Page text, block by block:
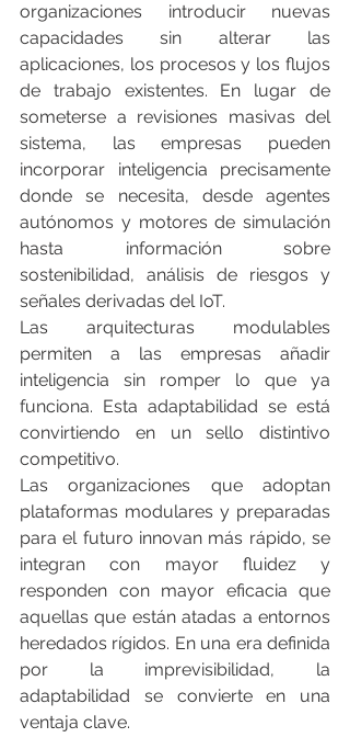
organizaciones introducir nuevas
capacidades sin alterar las
aplicaciones, los procesos y los flujos
de trabajo existentes. En lugar de
someterse a revisiones masivas del
sistema, las empresas pueden
incorporar inteligencia precisamente
donde se necesita, desde agentes
autónomos y motores de simulación
hasta información sobre
sostenibilidad, análisis de riesgos y
señales derivadas del IoT.
Las arquitecturas modulables
permiten a las empresas añadir
inteligencia sin romper lo que ya
funciona. Esta adaptabilidad se está
convirtiendo en un sello distintivo
competitivo.
Las organizaciones que adoptan
plataformas modulares y preparadas
para el futuro innovan más rápido, se
integran con mayor fluidez y
responden con mayor eficacia que
aquellas que están atadas a entornos
heredados rígidos. En una era definida
por la imprevisibilidad, la
adaptabilidad se convierte en una
ventaja clave.